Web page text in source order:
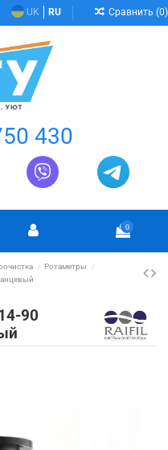
UK RU Сравнить (0)
430
0
Ротаметры
90